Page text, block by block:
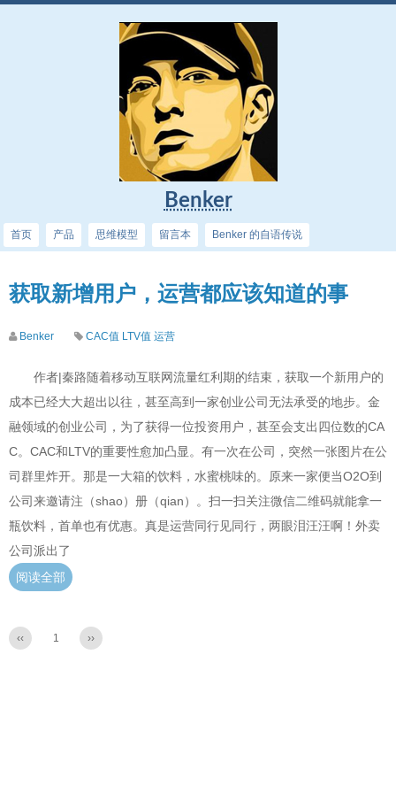
Benker
首页 产品 思维模型 留言本 Benker 的自语传说
获取新增用户，运营都应该知道的事
Benker CAC值 LTV值 运营
作者|秦路随着移动互联网流量红利期的结束，获取一个新用户的
成本已经大大超出以往，甚至高到一家创业公司无法承受的地步。金
融领域的创业公司，为了获得一位投资用户，甚至会支出四位数的CA
C。CAC和LTV的重要性愈加凸显。有一次在公司，突然一张图片在公
司群里炸开。那是一大箱的饮料，水蜜桃味的。原来一家便当O2O到
公司来邀请注（shao）册（qian）。扫一扫关注微信二维码就能拿一
瓶饮料，首单也有优惠。真是运营同行见同行，两眼泪汪汪啊！外卖
公司派出了
阅读全部
‹‹ 1 ››